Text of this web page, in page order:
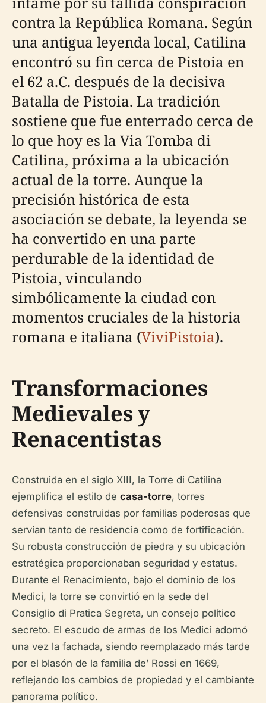
contra la República Romana. Según
una antigua leyenda local, Catilina
encontró su fin cerca de Pistoia en
el 62 a.C. después de la decisiva
Batalla de Pistoia. La tradición
sostiene que fue enterrado cerca de
lo que hoy es la Via Tomba di
Catilina, próxima a la ubicación
actual de la torre. Aunque la
precisión histórica de esta
asociación se debate, la leyenda se
ha convertido en una parte
perdurable de la identidad de
Pistoia, vinculando
simbólicamente la ciudad con
momentos cruciales de la historia
romana e italiana (ViviPistoia).
Transformaciones
Medievales y
Renacentistas
Construida en el siglo XIII, la Torre di Catilina
ejemplifica el estilo de casa-torre, torres
defensivas construidas por familias poderosas que
servían tanto de residencia como de fortificación.
Su robusta construcción de piedra y su ubicación
estratégica proporcionaban seguridad y estatus.
Durante el Renacimiento, bajo el dominio de los
Medici, la torre se convirtió en la sede del
Consiglio di Pratica Segreta, un consejo político
secreto. El escudo de armas de los Medici adornó
una vez la fachada, siendo reemplazado más tarde
por el blasón de la familia de’ Rossi en 1669,
reflejando los cambios de propiedad y el cambiante
panorama político.